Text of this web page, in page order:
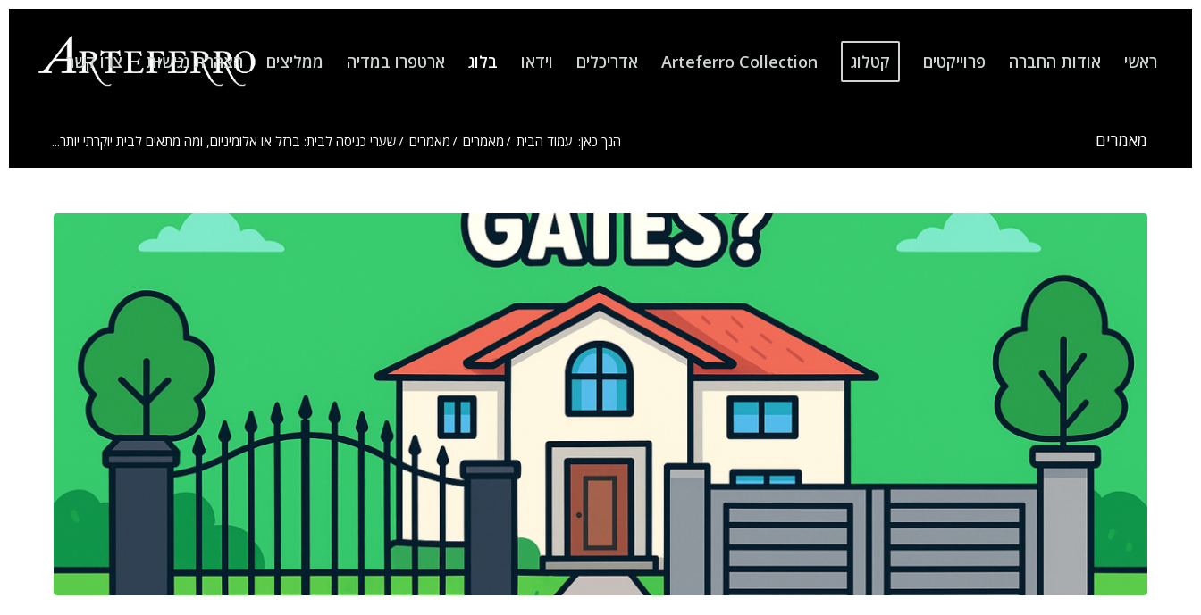
ראשי אודות החברה פרוייקטים קטלוג Arteferro Collection אדריכלים וידאו בלוג ארטפרו במדיה ממליצים הצהרת נגישות צרו קשר
מאמרים הנך כאן: עמוד הבית / מאמרים / מאמרים / שערי כניסה לבית: ברזל או אלומיניום, ומה מתאים לבית יוקרתי יותר...